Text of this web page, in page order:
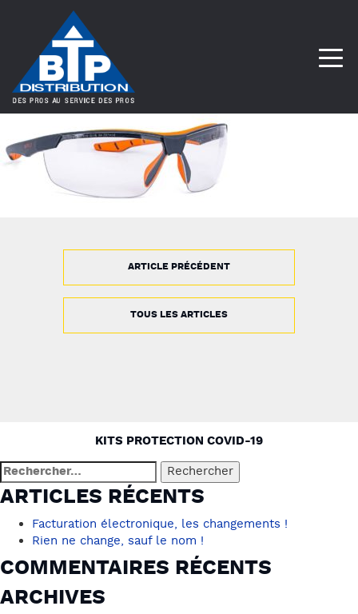
ARTICLE PRÉCÉDENT
TOUS LES ARTICLES
NAVIGATION
DE
L’ARTICLE
KITS PROTECTION COVID-19
Rechercher :
ARTICLES RÉCENTS
Facturation électronique, les changements !
Rien ne change, sauf le nom !
COMMENTAIRES RÉCENTS
ARCHIVES